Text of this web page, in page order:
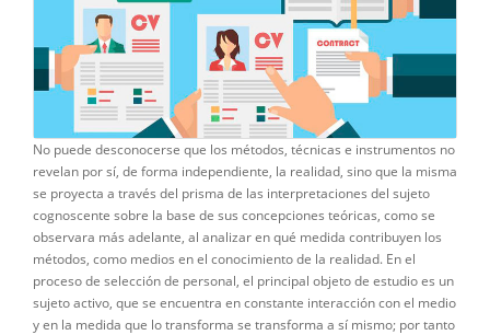
No puede desconocerse que los métodos, técnicas e instrumentos no
revelan por sí, de forma independiente, la realidad, sino que la misma
se proyecta a través del prisma de las interpretaciones del sujeto
cognoscente sobre la base de sus concepciones teóricas, como se
observara más adelante, al analizar en qué medida contribuyen los
métodos, como medios en el conocimiento de la realidad. En el
proceso de selección de personal, el principal objeto de estudio es un
sujeto activo, que se encuentra en constante interacción con el medio
y en la medida que lo transforma se transforma a sí mismo; por tanto